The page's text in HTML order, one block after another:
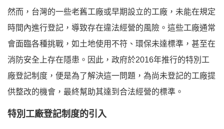
然而，台灣的一些老舊工廠或早期設立的工廠，未能在規定
時間內進行登記，導致存在違法經營的風險。這些工廠通常
會面臨各種挑戰，如土地使用不符、環保未達標準，甚至在
消防安全上存在隱患。因此，政府於2016年推行的特別工
廠登記制度，便是為了解決這一問題，為尚未登記的工廠提
供整改的機會，最終幫助其達到合法經營的標準。
特別工廠登記制度的引入